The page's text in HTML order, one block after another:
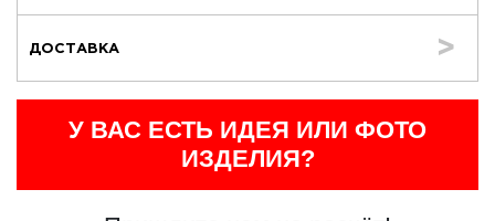
ДОСТАВКА
У ВАС ЕСТЬ ИДЕЯ ИЛИ ФОТО
ИЗДЕЛИЯ?